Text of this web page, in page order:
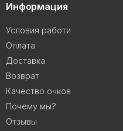
Информация
Условия работи
Оплата
Доставка
Возврат
Качество очков
Почему мы?
Отзывы